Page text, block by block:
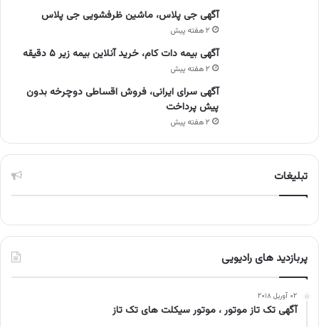
آگهی جی پلاس، ماشین ظرفشویی جی پلاس
۲ هفته پیش
آگهی بیمه دات کام، خرید آنلاین بیمه زیر ۵ دقیقه
۲ هفته پیش
آگهی سرای ایرانی، فروش اقساطی دوچرخه بدون
پیش پرداخت
۲ هفته پیش
تبلیغات
پربازدید های رادیویی
۰۲ آوریل ۲۰۱۸
آگهی تک تاز موتور ، موتور سیکلت های تک تاز